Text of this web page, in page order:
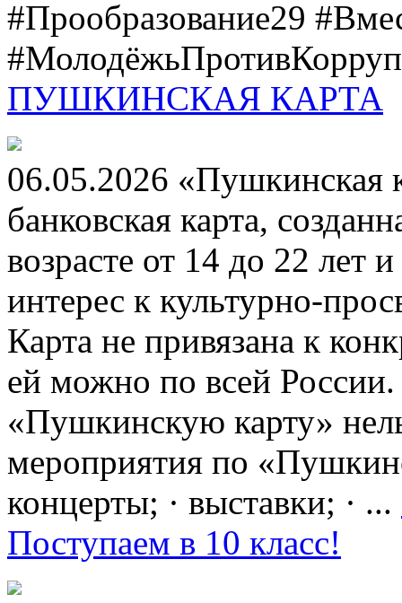
#Прообразование29
ПУШКИНСКАЯ КАРТА
06.05.2026 «Пушкинская
банковская карта,
возрасте от 14 до 22 лет
интерес к культурно-
Карта не привязана к
ей можно по всей
«Пушкинскую карту»
мероприятия по
концерты; · выставки; · ...
Поступаем в 10 класс!